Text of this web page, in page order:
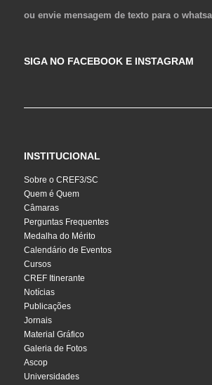
ou envie mensagem de texto para o
SIGA NO FACEBOOK E INSTAGRAM
INSTITUCIONAL
Sobre o CREF3/SC
Quem é Quem
Câmaras
Perguntas Frequentes
Medalha do Mérito
Calendário de Eventos
Cursos
CREF Itinerante
Notícias
Publicações
Jornais
Material Gráfico
Galeria de Fotos
Ascop
Universidades